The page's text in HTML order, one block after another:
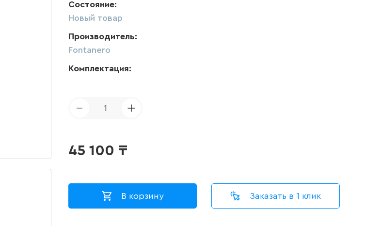
Состояние:
Новый товар
Производитель:
Fontanero
Комплектация:
1
45 100 ₸
В корзину Заказать в 1 клик